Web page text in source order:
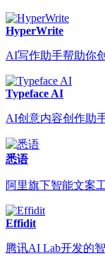
HyperWrite
AI写作助手帮助你
Typeface AI
AI创意内容创作助
悉语
阿里旗下智能文案
Effidit
腾讯AI Lab开发的